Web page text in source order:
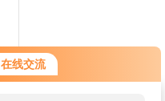
在线交流